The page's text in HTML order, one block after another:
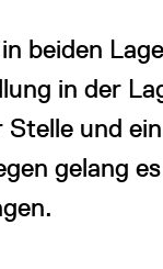
beiden
in der
und
gelang